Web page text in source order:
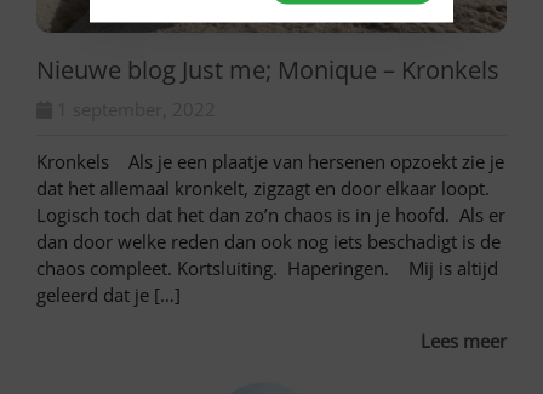
Nieuwe blog Just me; Monique – Kronkels
Kronkels Als je een plaatje van hersenen opzoekt zie je
dat het allemaal kronkelt, zigzagt en door elkaar loopt.
Logisch toch dat het dan zo’n chaos is in je hoofd. Als er
dan door welke reden dan ook nog iets beschadigt is de
chaos compleet. Kortsluiting. Haperingen. Mij is altijd
geleerd dat je […]
Lees meer